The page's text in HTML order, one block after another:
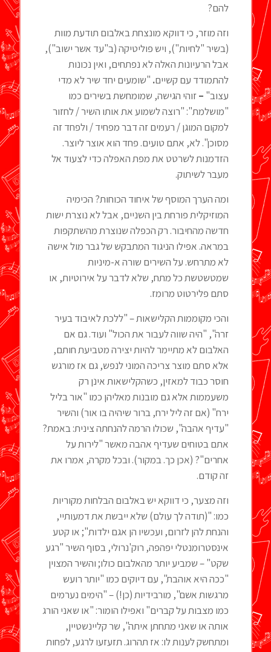
להם?
וזה מוזר, כי דווקא מונצחת באלבום תודעת מוות
(בשיר "לחיות"), ויש פוליטיקה (ב"עד אשר ישוב"),
אבל הרעיונות האלה לא נפתחים, ואין נכונות
להתמודד עם קשיים. "שומעים יחד שיר לא מדי
עצוב" –זוהי הגישה, שמומחשת בשירים כמו
"מושלמת": "רוצה לשמוע את אותו השיר / לחזור
למקום המוגן / רעמים זה דבר מפחיד / ולפחד זה
מסוכן". לא, אתם טועים. פחד הוא אוצר ליוצר.
הזדמנות לשרטט את מפת האפלה כדי לצעוד אל
מעבר לשיתוק.
ומה הערך המוסף של איחוד הכוחות? הכימיה
המוזיקלית פורחת בין השניים, אבל לא נוצרת ישות
חדשה מהחיבור. רק הכפלה שנוצרת מהשתקפות
במראה. אפילו הניגוד המתבקש של גבר מול אישה
לא מתרחש. על השירים שורה א-מיניות
שמטשטשת כל מתח, שלא לדבר על אירוטיות, או
סתם פלירטוט מרומז.
והכי מקוממות הקלישאות – "ללכת לאיבוד בעיר
זרה", "היה שווה לעבור את הכול" ועוד. גם אם
האלבום לא מתיימר להיות יצירה מטביעת חותם,
אלא סתם מוצר צריכה המוני לנפש, גם אז מורגש
חוסר כבוד למאזין, כשהקלישאות אינן רק
משעממות אלא גם מובנות מאליהן כמו "אור בליל
ירח" (אם זה ליל ירח, ברור שיהיה בו אור) והשיר
"עדיף אהבה", שכולו הרמה להנחתה צינית: באמת?
אתם בטוחים שעדיף אהבה מאשר "לירות על
אחרים"? (אכן כך. במקור). ובכל מקרה, אמרו את
זה קודם.
וזה מצער, כי דווקא יש באלבום הבלחות מקוריות
כמו: "(תודה לך עולם) שלא ייבשת את דמעותיי,
והנחת להן לזרום, ועכשיו הן אגם ילדות"; או קטע
אינסטרומנטלי יפהפה, רוק'נרולי, בסוף השיר "רגע
שקט" – שמביע יותר מהאלבום כולו; והשיר המצוין
"ככה היא אוהבת", עם דיוקים כמו "יותר רועש
מרגשות אשם", מורבידיות (כן!) – "הימים נערמים
כמו מצבות על קברים" ואפילו הומור: "או שאני הורג
אותה או שאני מתחתן איתה", שר קליינשטיין,
ומתחשק לענות לו: אז תהרוג. תזעזעו לרגע, לפחות